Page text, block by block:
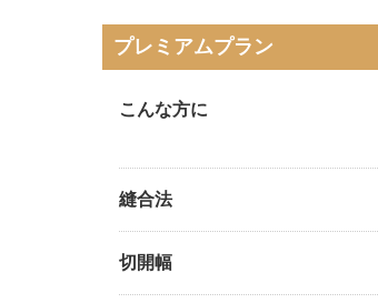
プレミアムプラン
こんな方に
縫合法
切開幅